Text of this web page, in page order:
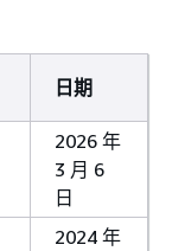
日期
2026 年
3 月 6
日
2024 年